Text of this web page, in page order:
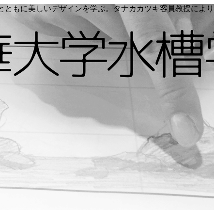
もに美しいデザインを学ぶ。タナカカツキ客員教授によ